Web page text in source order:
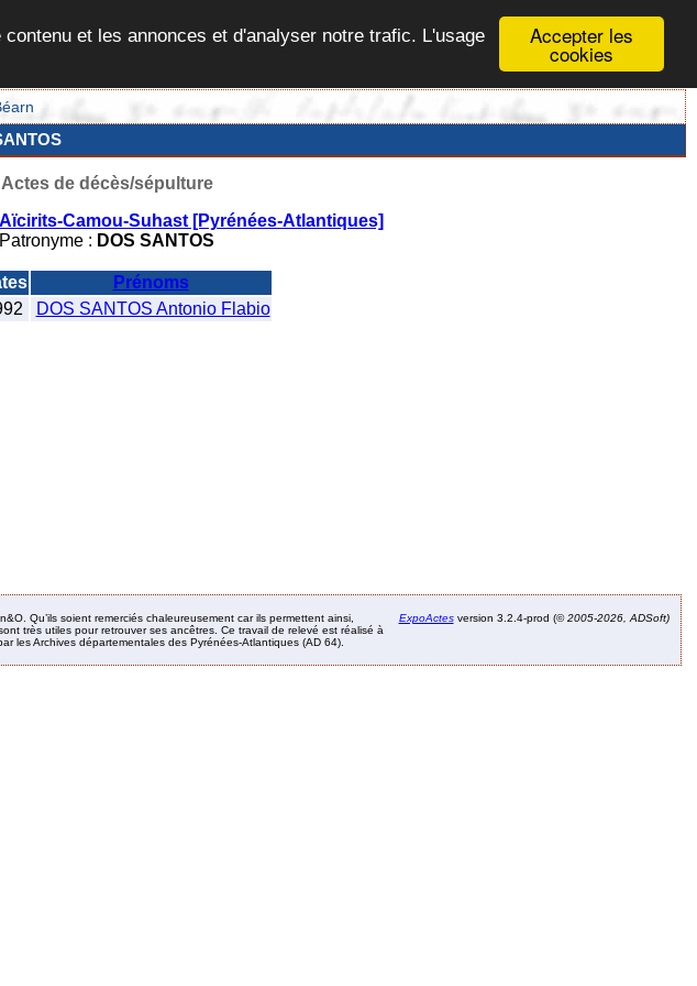
Accepter les
cookies
et les annonces et d'analyser notre trafic. L'usage
Actes de décès/sépulture
Aïcirits-Camou-Suhast [Pyrénées-Atlantiques]
Patronyme : DOS SANTOS
Prénoms
DOS SANTOS Antonio Flabio
Qu’ils soient remerciés chaleureusement car ils permettent ainsi,
très utiles pour retrouver ses ancêtres. Ce travail de relevé est réalisé à
les Archives départementales des Pyrénées-Atlantiques (AD 64).
ExpoActesversion 3.2.4-prod (©2005-2026, ADSoft)